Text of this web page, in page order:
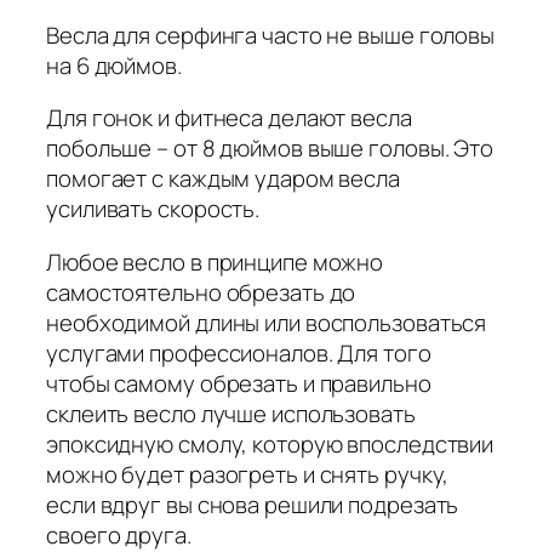
Весла для серфинга часто не выше головы
на 6 дюймов.
Для гонок и фитнеса делают весла
побольше – от 8 дюймов выше головы. Это
помогает с каждым ударом весла
усиливать скорость.
Любое весло в принципе можно
самостоятельно обрезать до
необходимой длины или воспользоваться
услугами профессионалов. Для того
чтобы самому обрезать и правильно
склеить весло лучше использовать
эпоксидную смолу, которую впоследствии
можно будет разогреть и снять ручку,
если вдруг вы снова решили подрезать
своего друга.